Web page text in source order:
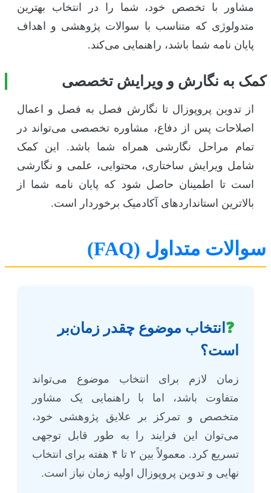
مشاور با تخصص خود، شما را در انتخاب بهترین
متدولوژی که متناسب با سوالات پژوهشی و اهداف
پایان نامه شما باشد، راهنمایی می‌کند.
کمک به نگارش و ویرایش تخصصی
از تدوین پروپوزال تا نگارش فصل به فصل و اعمال
اصلاحات پس از دفاع، مشاوره تخصصی می‌تواند در
تمام مراحل نگارشی همراه شما باشد. این کمک
شامل ویرایش ساختاری، محتوایی، علمی و نگارشی
است تا اطمینان حاصل شود که پایان نامه شما از
بالاترین استانداردهای آکادمیک برخوردار است.
سوالات متداول (FAQ)
❓ انتخاب موضوع چقدر زمان‌بر
است؟
زمان لازم برای انتخاب موضوع می‌تواند
متفاوت باشد، اما با راهنمایی یک مشاور
متخصص و تمرکز بر علایق پژوهشی خود،
می‌توان این فرایند را به طور قابل توجهی
تسریع کرد. معمولاً بین ۲ تا ۴ هفته برای انتخاب
نهایی و تدوین پروپوزال اولیه زمان نیاز است.